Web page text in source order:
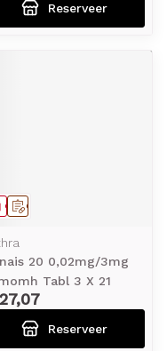
Reserveer
Op voorschrift
Geneesmiddel
20 0,02mg/3mg
Tabl 3 X 21
Reserveer